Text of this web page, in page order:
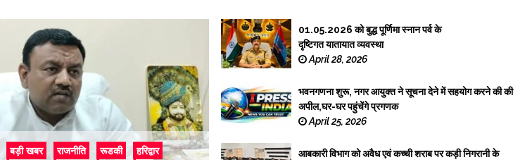
बड़ी खबर राजनीति रूडकी हरिद्वार
01.05.2026 को बुद्ध पूर्णिमा स्नान पर्व के
दृष्टिगत यातायात व्यवस्था
April 28, 2026
भवनगणना शुरू, नगर आयुक्त ने सूचना देने में सहयोग करने की की
अपील,घर-घर पहुंचेंगे प्रगणक
April 25, 2026
आबकारी विभाग को अवैध एवं कच्ची शराब पर कड़ी निगरानी के